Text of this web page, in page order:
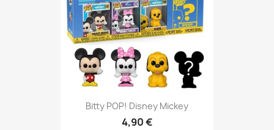
Bitty POP! Disney Mickey
4,90 €